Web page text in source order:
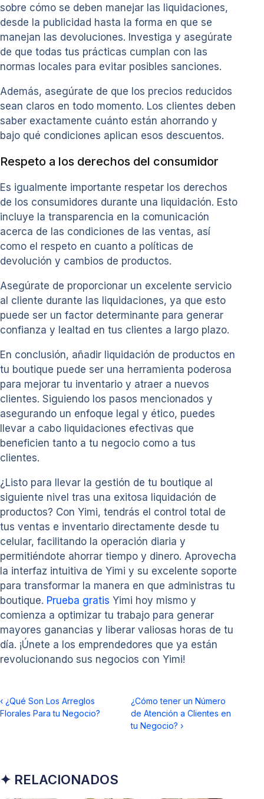
sobre cómo se deben manejar las liquidaciones,
desde la publicidad hasta la forma en que se
manejan las devoluciones. Investiga y asegúrate
de que todas tus prácticas cumplan con las
normas locales para evitar posibles sanciones.
Además, asegúrate de que los precios reducidos
sean claros en todo momento. Los clientes deben
saber exactamente cuánto están ahorrando y
bajo qué condiciones aplican esos descuentos.
Respeto a los derechos del consumidor
Es igualmente importante respetar los derechos
de los consumidores durante una liquidación. Esto
incluye la transparencia en la comunicación
acerca de las condiciones de las ventas, así
como el respeto en cuanto a políticas de
devolución y cambios de productos.
Asegúrate de proporcionar un excelente servicio
al cliente durante las liquidaciones, ya que esto
puede ser un factor determinante para generar
confianza y lealtad en tus clientes a largo plazo.
En conclusión, añadir liquidación de productos en
tu boutique puede ser una herramienta poderosa
para mejorar tu inventario y atraer a nuevos
clientes. Siguiendo los pasos mencionados y
asegurando un enfoque legal y ético, puedes
llevar a cabo liquidaciones efectivas que
beneficien tanto a tu negocio como a tus
clientes.
¿Listo para llevar la gestión de tu boutique al
siguiente nivel tras una exitosa liquidación de
productos? Con Yimi, tendrás el control total de
tus ventas e inventario directamente desde tu
celular, facilitando la operación diaria y
permitiéndote ahorrar tiempo y dinero. Aprovecha
la interfaz intuitiva de Yimi y su excelente soporte
para transformar la manera en que administras tu
boutique. Prueba gratis Yimi hoy mismo y
comienza a optimizar tu trabajo para generar
mayores ganancias y liberar valiosas horas de tu
día. ¡Únete a los emprendedores que ya están
revolucionando sus negocios con Yimi!
‹ ¿Qué Son Los Arreglos
Florales Para tu Negocio?
¿Cómo tener un Número
de Atención a Clientes en
tu Negocio? ›
✦ RELACIONADOS